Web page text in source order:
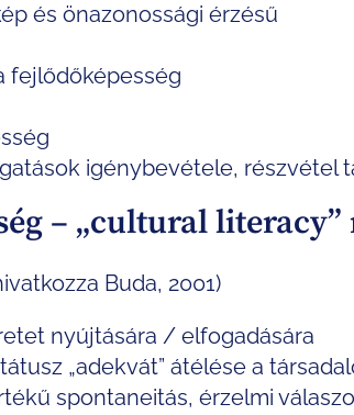
és önazonossági érzésű
fejlődőképesség
igénybevétele, részvétel
– „cultural
Buda, 2001)
nyújtására / elfogadására
„adekvát” átélése a
spontaneitás, érzelmi